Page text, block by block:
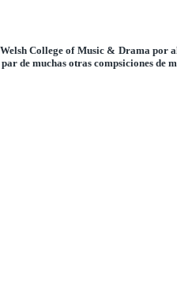
College of Music & Dramapor
de muchas otras compsiciones de